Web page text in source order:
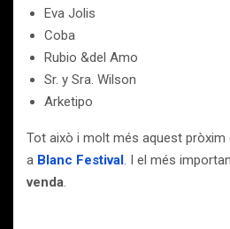
Eva Jolis
Coba
Rubio &del Amo
Sr. y Sra. Wilson
Arketipo
Tot això i molt més aquest pròxim
a Blanc Festival. I el més
venda.